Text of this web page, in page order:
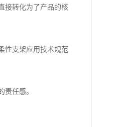
接转化为了产品的核
性支架应用技术规范
任感。